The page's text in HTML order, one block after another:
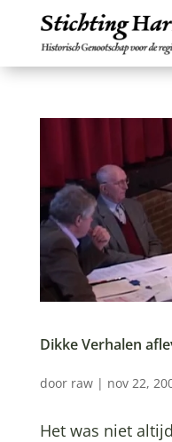
Dikke Verhalen
door raw| nov 22,
Het was niet